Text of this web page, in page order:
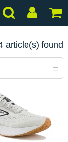
article(s) found